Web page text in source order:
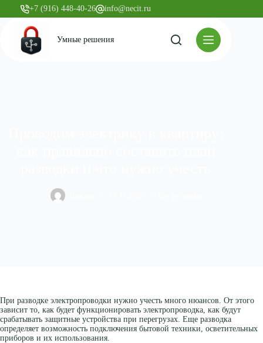
+7 (916) 448-40-26 info@necit.ru
Умные решения
При разводке электропроводки нужно учесть много нюансов. От этого
зависит то, как будет функционировать электропроводка, как будут
срабатывать защитные устройства при перегрузах. Еще разводка
определяет возможность подключения бытовой техники, осветительных
приборов и их использования.